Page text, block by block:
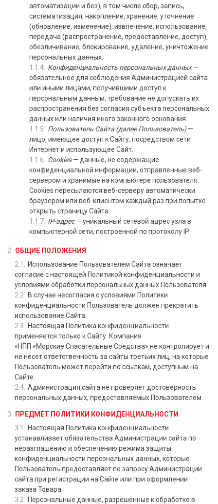
автоматизации и без), в том числе сбор, запись,
систематизация, накопление, хранение, уточнение
(обновление, изменение), извлечение, использование,
передача (распространение, предоставление, доступ),
обезличивание, блокирование, удаление, уничтожение
персональных данных.
Конфиденциальность персональных данных—
обязательное для соблюдения Администрацией сайта
или иными лицами, получившими доступ к
персональным данным, требование не допускать их
распространения без согласия субъекта персональных
данных или наличия иного законного основания.
Пользователь Сайта (далее Пользователь)—
лицо, имеющее доступ к Сайту, посредством сети
Интернет и использующее Сайт.
Cookies— данные, не содержащие
конфиденциальной информации, отправленные веб-
сервером и хранимые на компьютере пользователя.
Cookies пересылаются веб-серверу автоматически
браузером или веб-клиентом каждый раз при попытке
открыть страницу Сайта.
IP-адрес— уникальный сетевой адрес узла в
компьютерной сети, построенной по протоколу IP.
ОБЩИЕ ПОЛОЖЕНИЯ
Использование Пользователем Сайта означает
согласие с настоящей Политикой конфиденциальности и
условиями обработки персональных данных Пользователя.
В случае несогласия с условиями Политики
конфиденциальности Пользователь должен прекратить
использование Сайта.
Настоящая Политика конфиденциальности
применяется только к Сайту. Компания
«НПП «Морские Спасательные Средства» не контролирует и
не несет ответственность за сайты третьих лиц, на которые
Пользователь может перейти по ссылкам, доступным на
Сайте.
Администрация сайта не проверяет достоверность
персональных данных, предоставляемых Пользователем.
ПРЕДМЕТ ПОЛИТИКИ КОНФИДЕНЦИАЛЬНОСТИ
Настоящая Политика конфиденциальности
устанавливает обязательства Администрации сайта по
неразглашению и обеспечению режима защиты
конфиденциальности персональных данных, которые
Пользователь предоставляет по запросу Администрации
сайта при регистрации на Сайте или при оформлении
заказа Товара.
Персональные данные, разрешённые к обработке в